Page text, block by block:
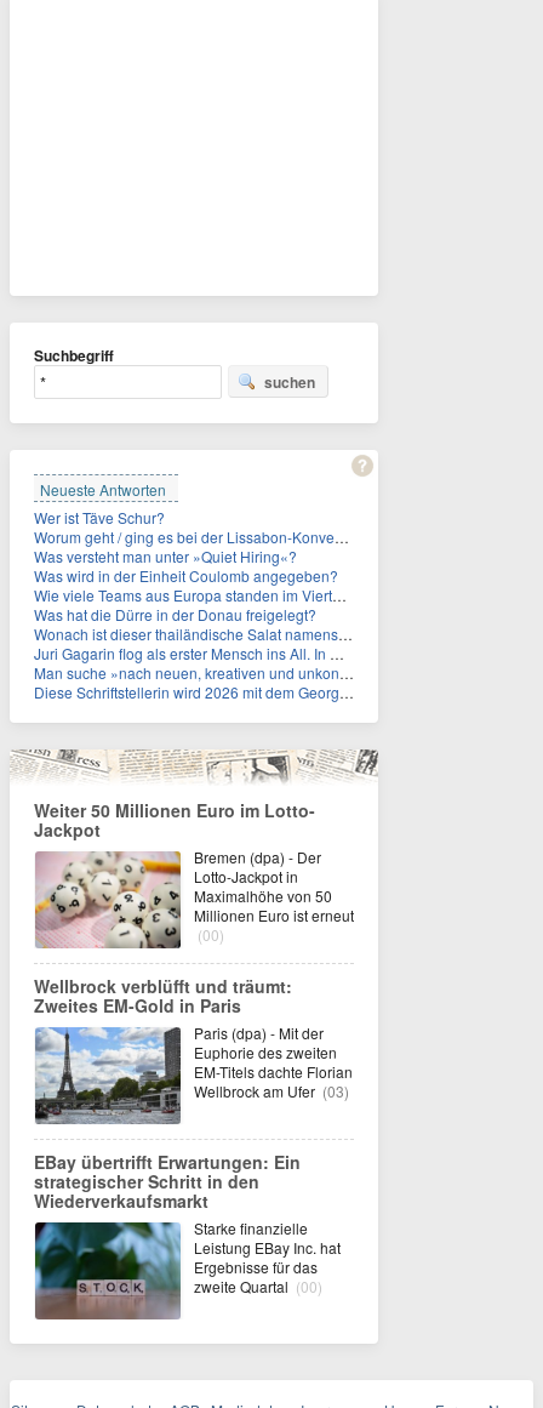
Suchbegriff
suchen
Neueste Antworten
Wer ist Täve Schur?
Worum geht / ging es bei der Lissabon-Konvention?
Was versteht man unter »Quiet Hiring«?
Was wird in der Einheit Coulomb angegeben?
Wie viele Teams aus Europa standen im Viertelfinale der Fußball-WM 2026 in Mexiko, den USA und Kanada?
Was hat die Dürre in der Donau freigelegt?
Wonach ist dieser thailändische Salat namens Nam Tok benannt?
Juri Gagarin flog als erster Mensch ins All. In welchem Jahr?
Man suche »nach neuen, kreativen und unkonventionellen« Ideen im Umgang mit dem Iran, schrieb das US-Militär. An wen?
Diese Schriftstellerin wird 2026 mit dem Georg-Büchner-Preis ausgezeichnet. Wie heißt sie?
Weiter 50 Millionen Euro im Lotto-
Jackpot
Bremen (dpa) - Der
Lotto-Jackpot in
Maximalhöhe von 50
Millionen Euro ist erneut
(00)
Wellbrock verblüfft und träumt:
Zweites EM-Gold in Paris
Paris (dpa) - Mit der
Euphorie des zweiten
EM-Titels dachte Florian
Wellbrock am Ufer (03)
EBay übertrifft Erwartungen: Ein
strategischer Schritt in den
Wiederverkaufsmarkt
Starke finanzielle
Leistung EBay Inc. hat
Ergebnisse für das
zweite Quartal (00)